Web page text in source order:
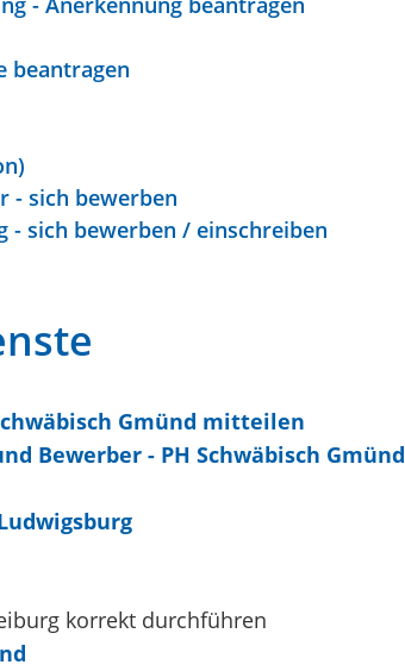
beantragen
- sich bewerben
- sich bewerben / einschreiben
Gmünd mitteilen
Bewerber - PH Schwäbisch Gmünd
korrekt durchführen